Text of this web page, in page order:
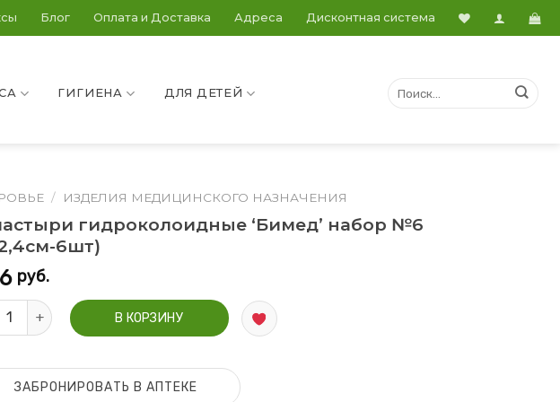
Блог Оплата и Доставка Адреса Дисконтная система
ГИГИЕНА ДЛЯ ДЕТЕЙ
/ ИЗДЕЛИЯ МЕДИЦИНСКОГО НАЗНАЧЕНИЯ
гидроколоидные ‘Бимед’ набор №6
6шт)
руб.
-Пластыри гидроколоидные 'Бимед' набор №6 (7х2,4см-6шт)
В КОРЗИНУ
ЗАБРОНИРОВАТЬ В АПТЕКЕ